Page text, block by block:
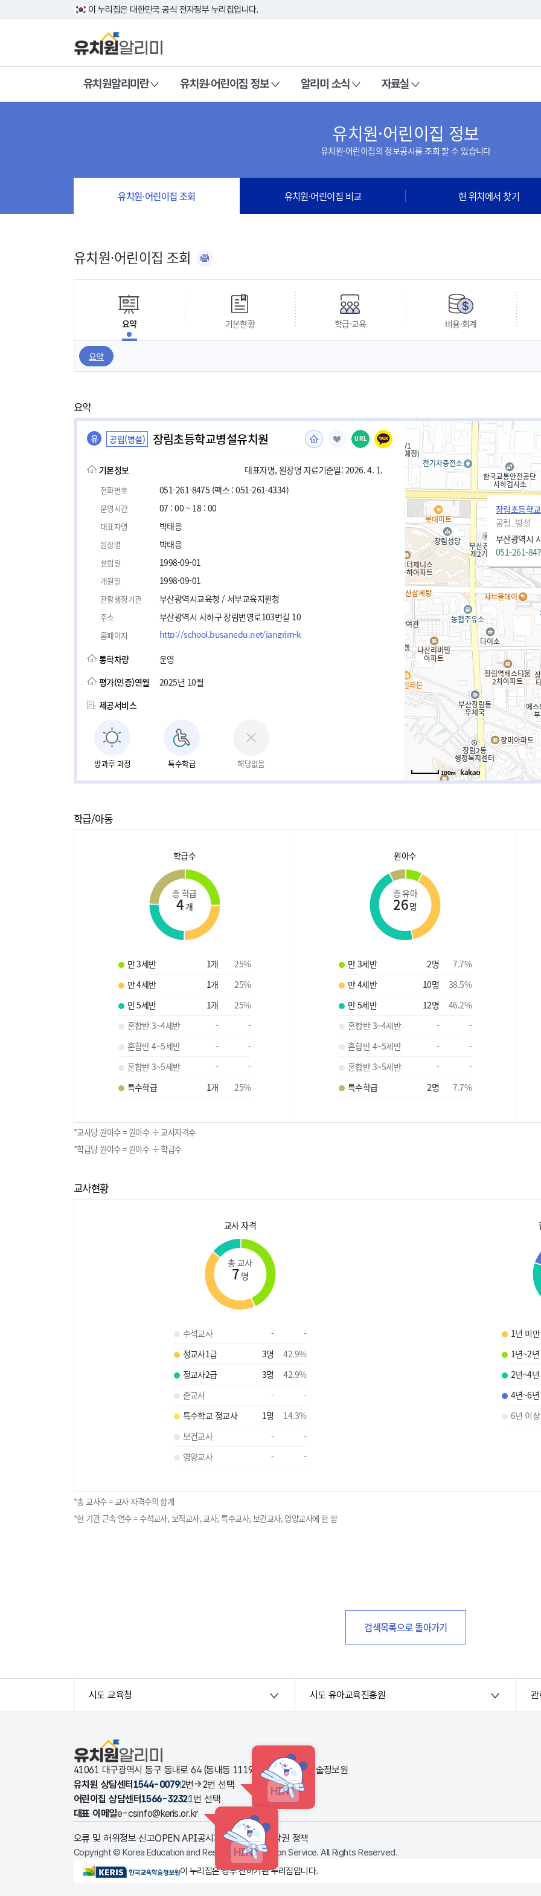
이 누리집은 대한민국 공식 전자정부 누리집입니다.
유치원알리미란 유치원·어린이집 정보 알리미 소식 자료실
유치원·어린이집 정보
유치원·어린이집의 정보공시를 조회 할 수 있습니다
유치원·어린이집 조회 유치원·어린이집 비교 현 위치에서 찾기
유치원·어린이집 조회
요약 기본현황 학급·교육 비용·회계
요약
요약
유 공립(병설) 장림초등학교병설유치원 URL
기본정보 대표자명, 원장명 자료기준일: 2026. 4. 1.
전화번호 051-261-8475 (팩스 : 051-261-4334)
운영시간 07 : 00 ~ 18 : 00
대표자명 박태응
원장명 박태응
설립일 1998-09-01
개원일 1998-09-01
관할행정기관 부산광역시교육청 / 서부교육지원청
주소 부산광역시 사하구 장림번영로103번길 10
홈페이지 http://school.busanedu.net/jangrim-k
통학차량
운영
평가(인증)연월
2025년 10월
제공서비스
방과후 과정 특수학급 해당없음
장림초등학
공립_병설
부산광역시
051-261-
100m
학급/아동
학급수
총 학급
4 개
만 3세반 1개 25%
만 4세반
1개 25%
만 5세반
1개 25%
혼합반 3~4세반
-
-
혼합반 4~5세반
-
-
혼합반 3~5세반
-
-
특수학급
1개 25%
원아수
총 유아
26명
만 3세반 2명 7.7%
만 4세반
10명 38.5%
만 5세반
12명 46.2%
혼합반 3~4세반
-
-
혼합반 4~5세반
-
-
혼합반 3~5세반
-
-
특수학급
2명 7.7%
*교사당 원아수 = 원아수 ÷ 교사자격수
*학급당 원아수 = 원아수 ÷ 학급수
교사현황
교사 자격
총 교사
7 명
수석교사 -
-
정교사1급
3명 42.9%
정교사2급
3명 42.9%
준교사
-
-
특수학교 정교사
1명 14.3%
보건교사
-
-
영양교사
- -
1년 미만
1년~2
2년~4
4년~6
6년 이상
*총 교사수 = 교사 자격수의 합계
*현 기관 근속 연수 = 수석교사, 보직교사, 교사, 특수교사, 보건교사, 영양교사에 한 함
검색목록으로 돌아가기
시도 교육청 시도 유아교육진흥원
유치원알리미
41061 대구광역시 동구 동내로 64 (동내동 1119번지) 한국교육학술정보원
유치원 상담센터 1544-00792번→2번 선택
HINT
어린이집 상담센터 1566-32321번 선택
대표 이메일e-csinfo@keris.or.kr
HINT
오류 및 허위정보 신고OPEN API공시자료 다운로드저작권 정책
Copyright © Korea Education and Research Information Service. All Rights Reserved.
KERIS한국교육학술정보원이 누리집은 정부 산하기관 누리집입니다.